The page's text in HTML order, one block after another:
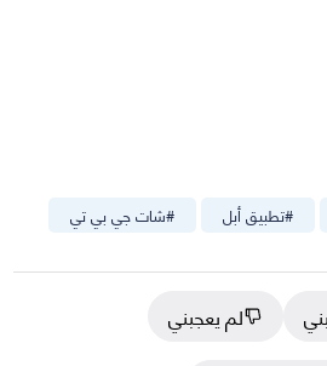
#شات جي بي تي #تطبيق أبل
لم يعجبني